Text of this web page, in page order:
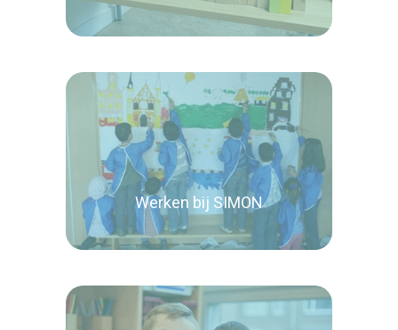
Lees verder
Werken bij SIMON